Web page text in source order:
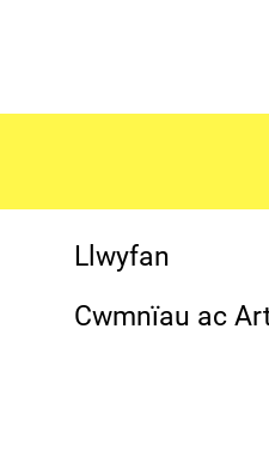
Mwy o
Llwyfan
Cwmnïau ac
Manylion